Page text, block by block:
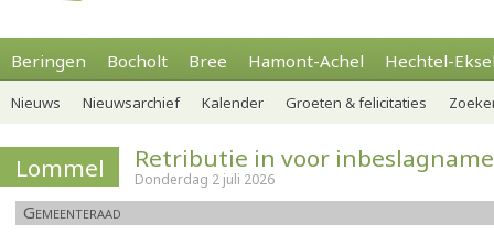
Beringen Bocholt Bree Hamont-Achel Hechtel-
Nieuws Nieuwsarchief Kalender Groeten & felicitaties
Lommel Retributie in voor
Donderdag 2 juli 2026
Gemeenteraad